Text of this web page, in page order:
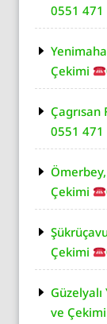
0551 471
Çekimi
0551 471
Çekimi
Çekimi
ve Çekimi